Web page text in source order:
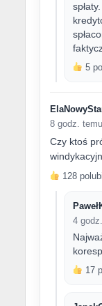
5
8 godz. temu
Czy ktoś
128
4
17